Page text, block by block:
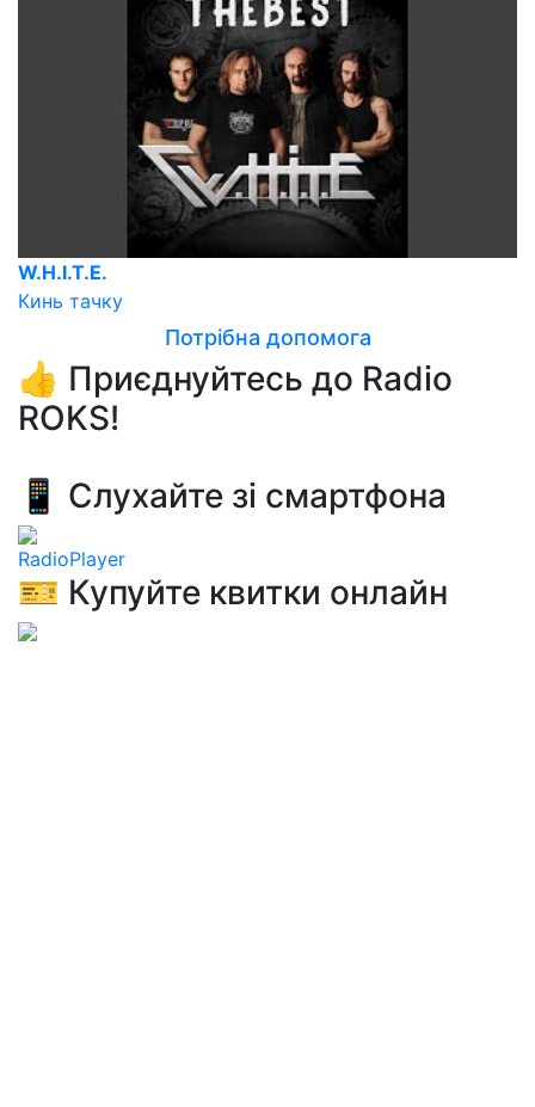
W.H.I.T.E.
Кинь тачку
Потрібна допомога
👍 Приєднуйтесь до Radio
ROKS!
📱 Слухайте зі смартфона
RadioPlayer
🎫 Купуйте квитки онлайн